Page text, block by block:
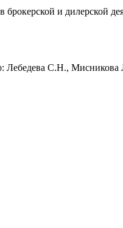
брокерской и
Лебедева С.Н.,